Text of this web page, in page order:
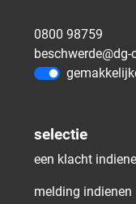
0800 98759
selectie
een klacht
melding indienen